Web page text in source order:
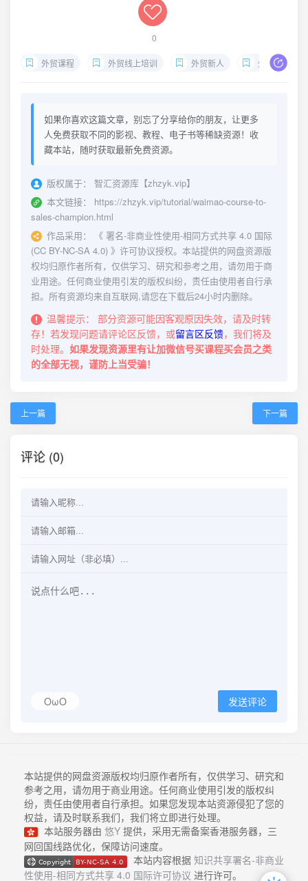
0
外贸课程 外贸线上培训 外贸新人 外贸开发信
如果你喜欢这篇文章，别忘了分享给你的朋友，让更多
人免费获取不同的影视、教程、电子书等稀缺资源！收
藏本站，随时获取最新免费资源。
版权属于：
智汇资源库【zhzyk.vip】
本文链接：
https://zhzyk.vip/tutorial/waimao-course-to-
sales-champion.html
作品采用：
《 署名-非商业性使用-相同方式共享 4.0 国际
(CC BY-NC-SA 4.0) 》许可协议授权。本站提供的网盘资源版
权均归原作者所有，仅供学习、研究和参考之用，请勿用于商
业用途。任何商业使用引发的版权纠纷，责任由使用者自行承
担。所有资源均来自互联网,请您在下载后24小时内删除。
温馨提示：
部分资源可能因客观原因失效，请及时转
存！若发现问题请评论区反馈，或留言区反馈，我们将及
时处理。 如果发现资源里有让加微信号买课程买会员之类
的全部无视，谨防上当受骗！
上一篇 下一篇
评论 (0)
OωO 发送评论
本站提供的网盘资源版权均归原作者所有，仅供学习、研究和
参考之用，请勿用于商业用途。任何商业使用引发的版权纠
纷，责任由使用者自行承担。如果您发现本站资源侵犯了您的
权益，请及时联系我们，我们将立即进行处理。
本站服务器由 悠Y 提供，采用无需备案香港服务器，三
网回国线路优化，保障访问速度。
本站内容根据 知识共享署名-非商业
性使用-相同方式共享 4.0 国际许可协议 进行许可。